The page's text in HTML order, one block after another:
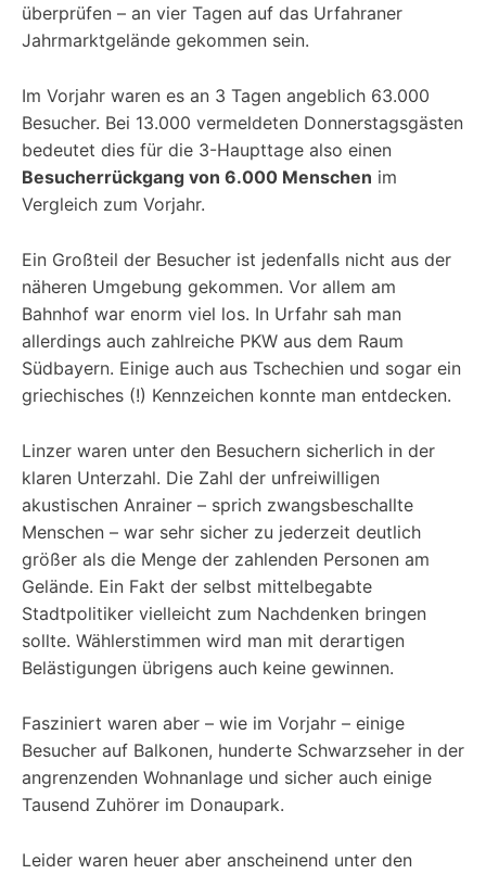
überprüfen – an vier Tagen auf das Urfahraner
Jahrmarktgelände gekommen sein.
Im Vorjahr waren es an 3 Tagen angeblich 63.000
Besucher. Bei 13.000 vermeldeten Donnerstagsgästen
bedeutet dies für die 3-Haupttage also einen
Besucherrückgang von 6.000 Menschen im
Vergleich zum Vorjahr.
Ein Großteil der Besucher ist jedenfalls nicht aus der
näheren Umgebung gekommen. Vor allem am
Bahnhof war enorm viel los. In Urfahr sah man
allerdings auch zahlreiche PKW aus dem Raum
Südbayern. Einige auch aus Tschechien und sogar ein
griechisches (!) Kennzeichen konnte man entdecken.
Linzer waren unter den Besuchern sicherlich in der
klaren Unterzahl. Die Zahl der unfreiwilligen
akustischen Anrainer – sprich zwangsbeschallte
Menschen – war sehr sicher zu jederzeit deutlich
größer als die Menge der zahlenden Personen am
Gelände. Ein Fakt der selbst mittelbegabte
Stadtpolitiker vielleicht zum Nachdenken bringen
sollte. Wählerstimmen wird man mit derartigen
Belästigungen übrigens auch keine gewinnen.
Fasziniert waren aber – wie im Vorjahr – einige
Besucher auf Balkonen, hunderte Schwarzseher in der
angrenzenden Wohnanlage und sicher auch einige
Tausend Zuhörer im Donaupark.
Leider waren heuer aber anscheinend unter den